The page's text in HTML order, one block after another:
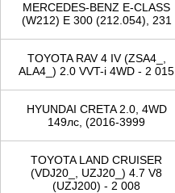
MERCEDES-BENZ E-CLASS
(W212) E 300 (212.054), 231
TOYOTA RAV 4 IV (ZSA4_,
ALA4_) 2.0 VVT-i 4WD - 2 015
HYUNDAI CRETA 2.0, 4WD
149лс, (2016-3999
TOYOTA LAND CRUISER
(VDJ20_, UZJ20_) 4.7 V8
(UZJ200) - 2 008